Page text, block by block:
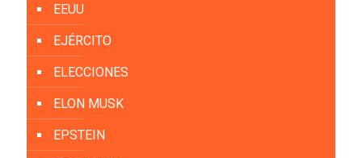
EEUU
EJÉRCITO
ELECCIONES
ELON MUSK
EPSTEIN